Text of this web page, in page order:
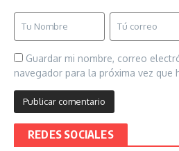
Guardar mi nombre, correo
navegador para la próxima vez que
REDES SOCIALES